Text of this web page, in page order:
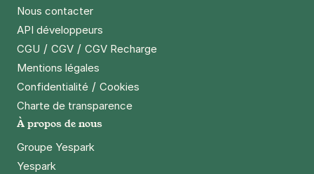
+ Abonnements disponibles
rue de la Chaude Rivière
4,0(1 avis)
+ Abonnements disponibles
Nous contacter
API développeurs
CGU / CGV / CGV Recharge
Mentions légales
Confidentialité / Cookies
Charte de transparence
À propos de nous
Groupe Yespark
Yespark